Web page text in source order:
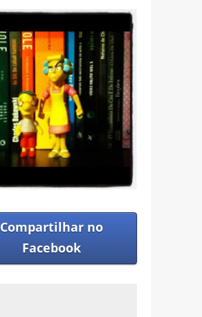
Compartilhar no
Facebook